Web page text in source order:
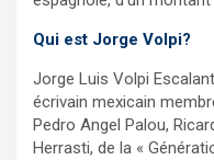
Qui est Jorge Volpi?
Jorge Luis Volpi
écrivain mexicain
Pedro Angel Palou,
Herrasti, de la «